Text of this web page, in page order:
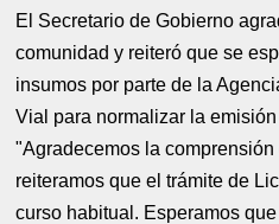
El Secretario de Gobierno
comunidad y reiteró que se
insumos por parte de la
Vial para normalizar la
"Agradecemos la
reiteramos que el trámite de
curso habitual. Esperamos